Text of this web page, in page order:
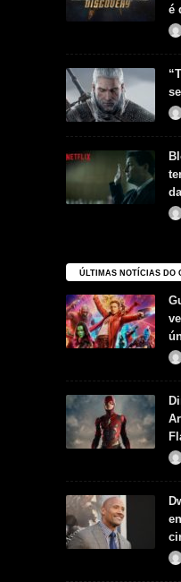
é
ÚLTIMAS NOTÍCIAS DO